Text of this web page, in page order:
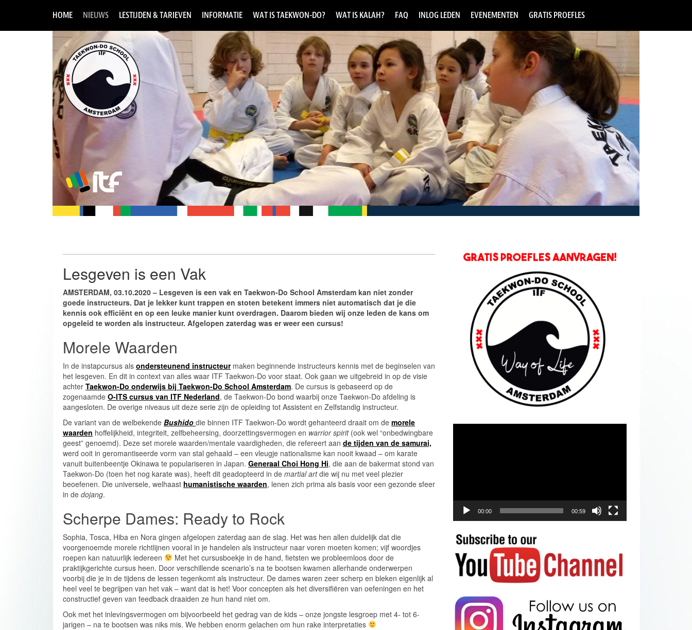
HOME NIEUWS LESTIJDEN & TARIEVEN INFORMATIE WAT IS TAEKWON-DO? WAT IS KALAH? FAQ INLOG LEDEN EVENEMENTEN GRATIS PROEFLES
Lesgeven is een Vak
AMSTERDAM, 03.10.2020 – Lesgeven is een vak en Taekwon-Do School Amsterdam kan niet zonder
goede instructeurs. Dat je lekker kunt trappen en stoten betekent immers niet automatisch dat je die
kennis ook efficiënt en op een leuke manier kunt overdragen. Daarom bieden wij onze leden de kans om
opgeleid te worden als instructeur. Afgelopen zaterdag was er weer een cursus!
Morele Waarden
In de instapcursus als ondersteunend instructeurmaken beginnende instructeurs kennis met de beginselen van
het lesgeven. En dit in context van alles waar ITF Taekwon-Do voor staat. Ook gaan we uitgebreid in op de visie
achter Taekwon-Do onderwijs bij Taekwon-Do School Amsterdam. De cursus is gebaseerd op de
zogenaamde O-ITS cursus van ITF Nederland, de Taekwon-Do bond waarbij onze Taekwon-Do afdeling is
aangesloten. De overige niveaus uit deze serie zijn de opleiding tot Assistent en Zelfstandig instructeur.
De variant van de welbekende Bushido die binnen ITF Taekwon-Do wordt gehanteerd draait om de morele
waarden hoffelijkheid, integriteit, zelfbeheersing, doorzettingsvermogen en warrior spirit(ook wel “onbedwingbare
geest” genoemd). Deze set morele waarden/mentale vaardigheden, die refereert aan de tijden van de samurai,
werd ooit in geromantiseerde vorm van stal gehaald – een vleugje nationalisme kan nooit kwaad – om karate
vanuit buitenbeentje Okinawa te populariseren in Japan. Generaal Choi Hong Hi, die aan de bakermat stond van
Taekwon-Do (toen het nog karate was), heeft dit geadopteerd in de martial artdie wij nu met veel plezier
beoefenen. Die universele, welhaast humanistische waarden, lenen zich prima als basis voor een gezonde sfeer
in de dojang.
Scherpe Dames: Ready to Rock
Sophia, Tosca, Hiba en Nora gingen afgelopen zaterdag aan de slag. Het was hen allen duidelijk dat die
voorgenoemde morele richtlijnen vooral in je handelen als instructeur naar voren moeten komen; vijf woordjes
roepen kan natuurlijk iedereen
Met het cursusboekje in de hand, fietsten we probleemloos door de
praktijkgerichte cursus heen. Door verschillende scenario’s na te bootsen kwamen allerhande onderwerpen
voorbij die je in de tijdens de lessen tegenkomt als instructeur. De dames waren zeer scherp en bleken eigenlijk al
heel veel te begrijpen van het vak – want dat is het! Voor concepten als het diversifiëren van oefeningen en het
constructief geven van feedback draaiden ze hun hand niet om.
Ook met het inlevingsvermogen om bijvoorbeeld het gedrag van de kids – onze jongste lesgroep met 4- tot 6-
jarigen – na te bootsen was niks mis. We hebben enorm gelachen om hun rake interpretaties
00:00 00:59